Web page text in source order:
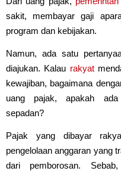
sakit, membayar gaji
program dan kebijakan.
Namun, ada satu
diajukan. Kalau rakyat
kewajiban, bagaimana
uang pajak, apakah ada
sepadan?
Pajak yang dibayar
pengelolaan anggaran yang
dari pemborosan.